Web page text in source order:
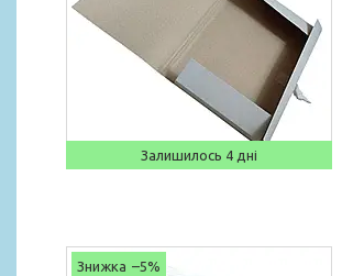
Залишилось 4 дні
–5%